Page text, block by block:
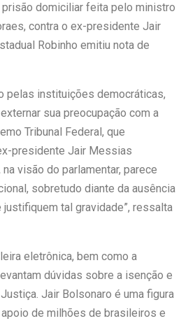
domiciliar feita pelo ministro
contra o ex-presidente Jair
Robinho emitiu nota de
pelas instituições democráticas,
sua preocupação com a
Tribunal Federal, que
presidente Jair Messias
visão do parlamentar, parece
sobretudo diante da ausência
tal gravidade”, ressalta
eletrônica, bem como a
dúvidas sobre a isenção e
Jair Bolsonaro é uma figura
de milhões de brasileiros e